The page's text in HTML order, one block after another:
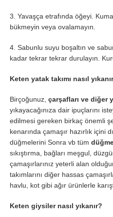
3. Yavaşça etrafında öğeyi.
bükmeyin veya ovalamayın.
4. Sabunlu suyu boşaltın ve
kadar tekrar tekrar durulayın.
Keten yatak takımı nasıl
Birçoğunuz, çarşafları ve diğer
yıkayacağınıza dair ipuçlarını
edilmesi gereken birkaç önemli
kenarında çamaşır hazırlık içini
düğmelerini Sonra vb tüm
sıkıştırma, bağları meşgul,
çamaşırlarınız yeterli alan
takımlarını diğer hassas
havlu, kot gibi ağır ürünlerle
Keten giysiler nasıl yıkanır?